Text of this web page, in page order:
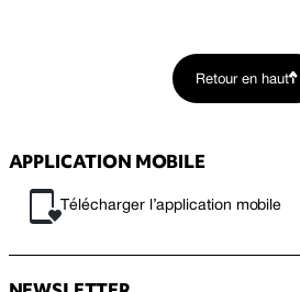
Retour en haut
APPLICATION MOBILE
Télécharger l’application mobile